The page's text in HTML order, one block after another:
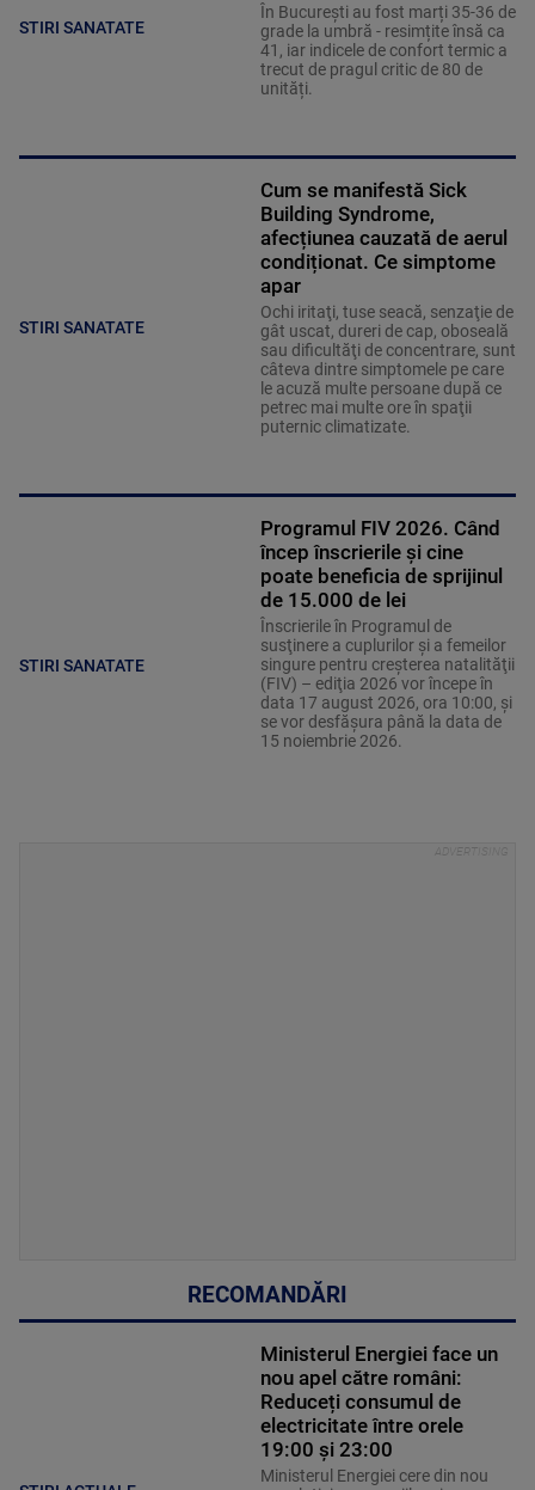
STIRI SANATATE
În București au fost marți 35-36 de
grade la umbră - resimțite însă ca
41, iar indicele de confort termic a
trecut de pragul critic de 80 de
unități.
STIRI SANATATE
Cum se manifestă Sick
Building Syndrome,
afecțiunea cauzată de aerul
condiționat. Ce simptome
apar
Ochi iritaţi, tuse seacă, senzaţie de
gât uscat, dureri de cap, oboseală
sau dificultăţi de concentrare, sunt
câteva dintre simptomele pe care
le acuză multe persoane după ce
petrec mai multe ore în spaţii
puternic climatizate.
STIRI SANATATE
Programul FIV 2026. Când
încep înscrierile și cine
poate beneficia de sprijinul
de 15.000 de lei
Înscrierile în Programul de
susţinere a cuplurilor şi a femeilor
singure pentru creşterea natalităţii
(FIV) – ediţia 2026 vor începe în
data 17 august 2026, ora 10:00, şi
se vor desfăşura până la data de
15 noiembrie 2026.
RECOMANDĂRI
Ministerul Energiei face un
nou apel către români:
Reduceți consumul de
electricitate între orele
19:00 și 23:00
Ministerul Energiei cere din nou